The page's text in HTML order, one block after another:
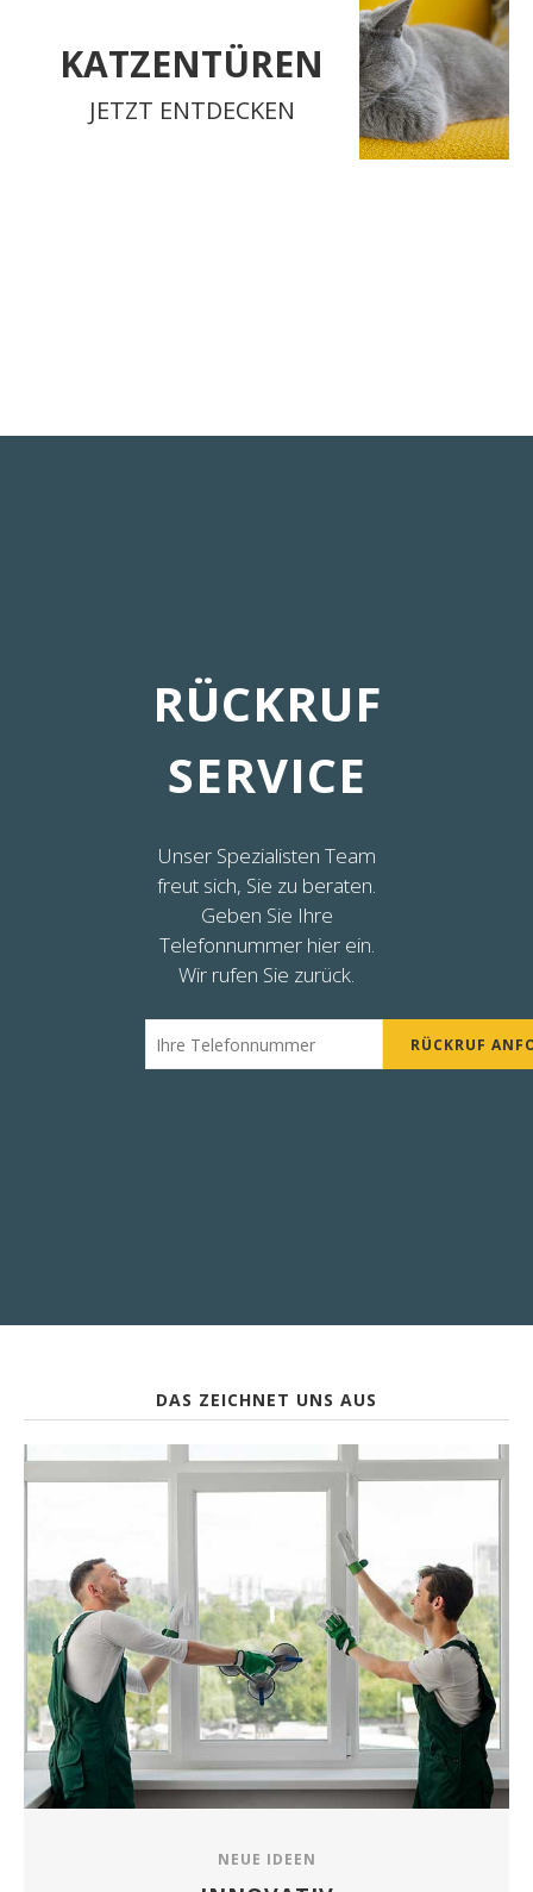
KATZENTÜREN
JETZT ENTDECKEN
RÜCKRUF
SERVICE
Unser Spezialisten Team
freut sich, Sie zu beraten.
Geben Sie Ihre
Telefonnummer hier ein.
Wir rufen Sie zurück.
RÜCKRUF
DAS ZEICHNET UNS AUS
NEUE IDEEN